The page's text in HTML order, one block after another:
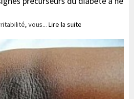
vous... Lire la suite